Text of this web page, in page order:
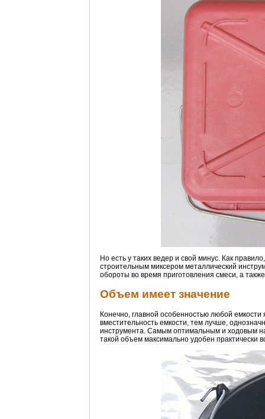
Но есть у таких ведер и свой минус. Как
строительным миксером металлический
обороты во время приготовления смеси, а
Объем имеет значение
Конечно, главной особенностью любой
вместительность емкости, тем лучше,
инструмента. Самым оптимальным и ходовым
такой объем максимально удобен практически